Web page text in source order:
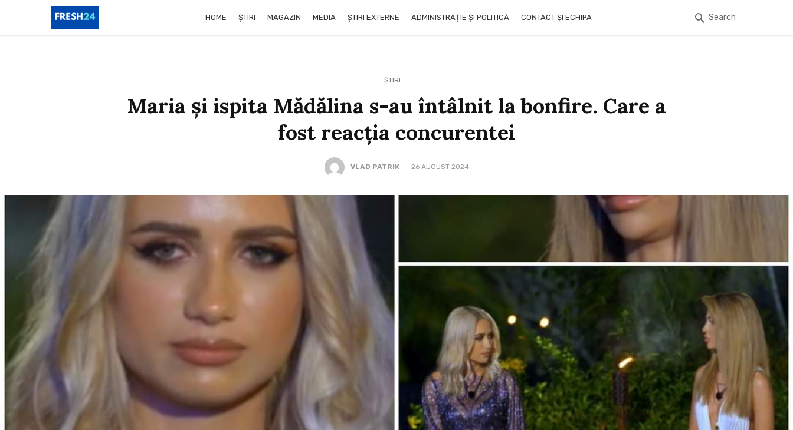
HOME ȘTIRI MAGAZIN MEDIA ȘTIRI EXTERNE ADMINISTRAȚIE ȘI POLITICĂ CONTACT ȘI ECHIPA Search
ȘTIRI
Maria și ispita Mădălina s-au întâlnit la bonfire. Care a
fost reacția concurentei
VLAD PATRIK 26 AUGUST 2024